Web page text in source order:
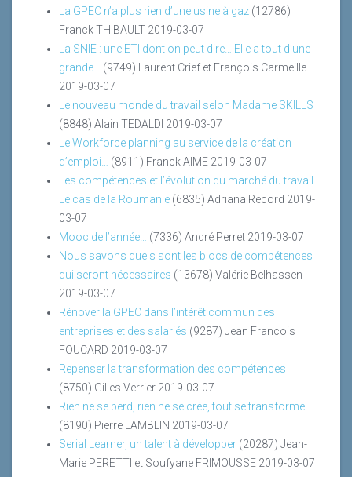
La GPEC n’a plus rien d’une usine à gaz (12786)
Franck THIBAULT 2019-03-07
La SNIE : une ETI dont on peut dire… Elle a tout d’une
grande…
(9749)
Laurent Crief et François Carmeille
2019-03-07
Le nouveau monde du travail selon Madame SKILLS
(8848) Alain TEDALDI 2019-03-07
Le Workforce planning au service de la création
d’emploi…
(8911) Franck AIME 2019-03-07
Les compétences et l’évolution du marché du travail.
Le cas de la Roumanie (6835) Adriana Record 2019-
03-07
Mooc de l’année…
(7336) André Perret 2019-03-07
Nous savons quels sont les blocs de compétences
qui seront nécessaires (13678) Valérie Belhassen
2019-03-07
Rénover la GPEC dans l’intérêt commun des
entreprises et des salariés (9287) Jean Francois
FOUCARD 2019-03-07
Repenser la transformation des compétences
(8750) Gilles Verrier 2019-03-07
Rien ne se perd, rien ne se crée, tout se transforme
(8190) Pierre LAMBLIN 2019-03-07
Serial Learner, un talent à développer (20287) Jean-
Marie PERETTI et Soufyane FRIMOUSSE 2019-03-07